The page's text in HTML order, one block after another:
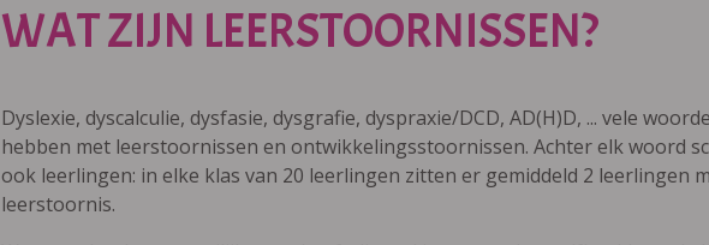
WAT ZIJN LEERSTOORNISSEN?
Dyslexie, dyscalculie, dysfasie, dysgrafie, dyspraxie/DCD, AD(H)D, ... vele
hebben met leerstoornissen en ontwikkelingsstoornissen. Achter elk woord
ook leerlingen: in elke klas van 20 leerlingen zitten er gemiddeld 2 leerlingen
leerstoornis.